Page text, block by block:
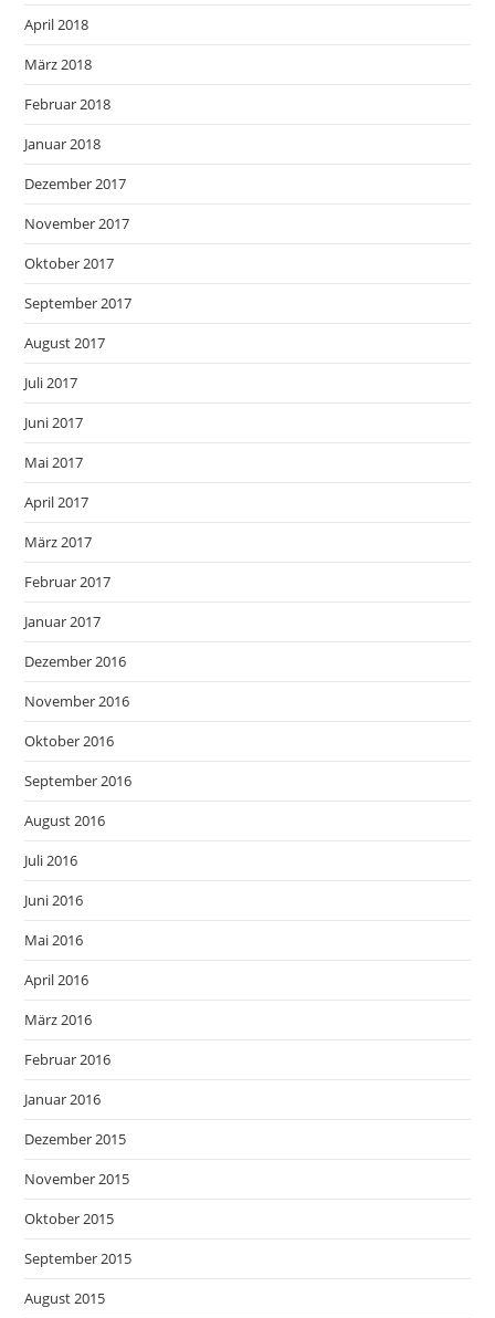
April 2018
März 2018
Februar 2018
Januar 2018
Dezember 2017
November 2017
Oktober 2017
September 2017
August 2017
Juli 2017
Juni 2017
Mai 2017
April 2017
März 2017
Februar 2017
Januar 2017
Dezember 2016
November 2016
Oktober 2016
September 2016
August 2016
Juli 2016
Juni 2016
Mai 2016
April 2016
März 2016
Februar 2016
Januar 2016
Dezember 2015
November 2015
Oktober 2015
September 2015
August 2015